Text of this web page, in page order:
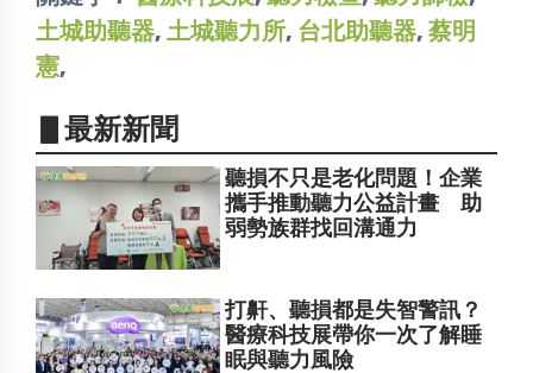
土城助聽器, 土城聽力所, 台北助聽器, 蔡明
憲,
▋最新新聞
聽損不只是老化問題！企業
攜手推動聽力公益計畫 助
弱勢族群找回溝通力
打鼾、聽損都是失智警訊？
醫療科技展帶你一次了解睡
眠與聽力風險